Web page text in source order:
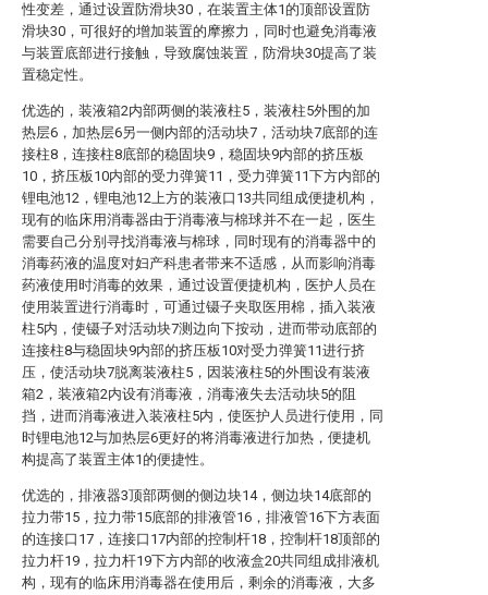
性变差，通过设置防滑块30，在装置主体1的顶部设置防
滑块30，可很好的增加装置的摩擦力，同时也避免消毒液
与装置底部进行接触，导致腐蚀装置，防滑块30提高了装
置稳定性。
优选的，装液箱2内部两侧的装液柱5，装液柱5外围的加
热层6，加热层6另一侧内部的活动块7，活动块7底部的连
接柱8，连接柱8底部的稳固块9，稳固块9内部的挤压板
10，挤压板10内部的受力弹簧11，受力弹簧11下方内部的
锂电池12，锂电池12上方的装液口13共同组成便捷机构，
现有的临床用消毒器由于消毒液与棉球并不在一起，医生
需要自己分别寻找消毒液与棉球，同时现有的消毒器中的
消毒药液的温度对妇产科患者带来不适感，从而影响消毒
药液使用时消毒的效果，通过设置便捷机构，医护人员在
使用装置进行消毒时，可通过镊子夹取医用棉，插入装液
柱5内，使镊子对活动块7测边向下按动，进而带动底部的
连接柱8与稳固块9内部的挤压板10对受力弹簧11进行挤
压，使活动块7脱离装液柱5，因装液柱5的外围设有装液
箱2，装液箱2内设有消毒液，消毒液失去活动块5的阻
挡，进而消毒液进入装液柱5内，使医护人员进行使用，同
时锂电池12与加热层6更好的将消毒液进行加热，便捷机
构提高了装置主体1的便捷性。
优选的，排液器3顶部两侧的侧边块14，侧边块14底部的
拉力带15，拉力带15底部的排液管16，排液管16下方表面
的连接口17，连接口17内部的控制杆18，控制杆18顶部的
拉力杆19，拉力杆19下方内部的收液盒20共同组成排液机
构，现有的临床用消毒器在使用后，剩余的消毒液，大多